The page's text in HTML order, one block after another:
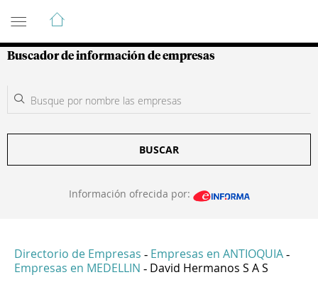
Guía de Empresas Colombianas
Buscador de información de empresas
BUSCAR
Información ofrecida por:
Directorio de Empresas - Empresas en ANTIOQUIA -
Empresas en MEDELLIN - David Hermanos S A S